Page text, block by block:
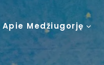
Apie Medžiugorję